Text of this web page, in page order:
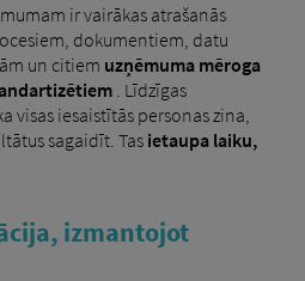
ir vairākas atrašanās
dokumentiem, datu
un citiem uzņēmuma mēroga
. Līdzīgas
visas iesaistītās personas zina,
sagaidīt. Tas ietaupa laiku,
izmantojot